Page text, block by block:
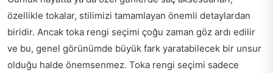
özellikle tokalar, stilimizi tamamlayan önemli detaylardan
biridir. Ancak toka rengi seçimi çoğu zaman göz ardı edilir
ve bu, genel görünümde büyük fark yaratabilecek bir unsur
olduğu halde önemsenmez. Toka rengi seçimi sadece